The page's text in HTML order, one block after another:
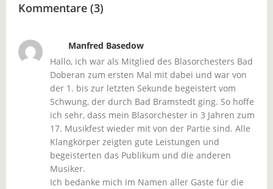
Kommentare (3)
Manfred Basedow
Hallo, ich war als Mitglied des Blasorchesters Bad
Doberan zum ersten Mal mit dabei und war von
der 1. bis zur letzten Sekunde begeistert vom
Schwung, der durch Bad Bramstedt ging. So hoffe
ich sehr, dass mein Blasorchester in 3 Jahren zum
17. Musikfest wieder mit von der Partie sind. Alle
Klangkörper zeigten gute Leistungen und
begeisterten das Publikum und die anderen
Musiker.
Ich bedanke mich im Namen aller Gäste für die